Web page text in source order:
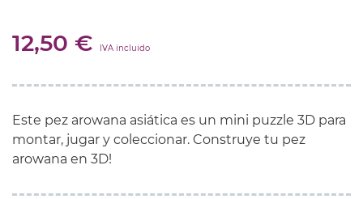
12,50 € IVA incluido
Este pez arowana asiática es un mini puzzle 3D para
montar, jugar y coleccionar. Construye tu pez
arowana en 3D!